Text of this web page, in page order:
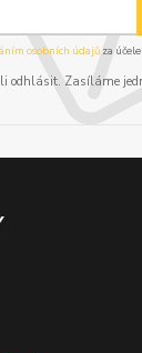
osobních údajůza
odhlásit. Zasíláme